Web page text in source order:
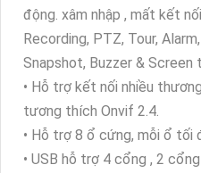
động. xâm nhập , mất kết
Recording, PTZ, Tour,
Snapshot, Buzzer & Screen
• Hỗ trợ kết nối nhiều
tương thích Onvif 2.4.
• Hỗ trợ 8 ổ cứng, mỗi ổ tối
• USB hỗ trợ 4 cổng , 2